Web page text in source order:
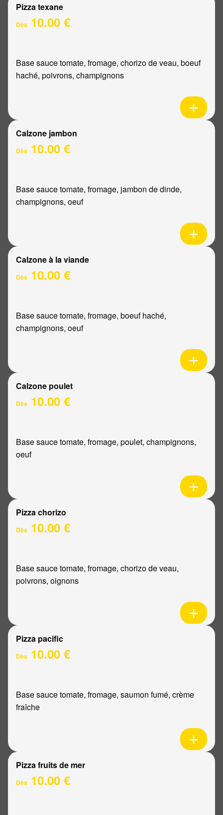
Pizza texane
Dès 10.00 €
Base sauce tomate, fromage, chorizo de veau, boeuf
haché, poivrons, champignons
Calzone jambon
Dès 10.00 €
Base sauce tomate, fromage, jambon de dinde,
champignons, oeuf
Calzone à la viande
Dès 10.00 €
Base sauce tomate, fromage, boeuf haché,
champignons, oeuf
Calzone poulet
Dès 10.00 €
Base sauce tomate, fromage, poulet, champignons,
oeuf
Pizza chorizo
Dès 10.00 €
Base sauce tomate, fromage, chorizo de veau,
poivrons, oignons
Pizza pacific
Dès 10.00 €
Base sauce tomate, fromage, saumon fumé, crème
fraîche
Pizza fruits de mer
Dès 10.00 €